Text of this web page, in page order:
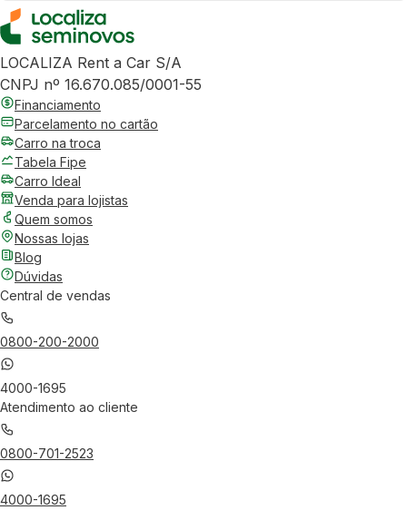
LOCALIZA Rent a Car S/A
CNPJ nº 16.670.085/0001-55
Financiamento
Parcelamento no cartão
Carro na troca
Tabela Fipe
Carro Ideal
Venda para lojistas
Quem somos
Nossas lojas
Blog
Dúvidas
Central de vendas
0800-200-2000
4000-1695
Atendimento ao cliente
0800-701-2523
4000-1695